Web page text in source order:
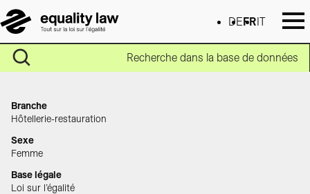
DE FR IT
Recherche dans la base de données
Branche
Hôtellerie-restauration
Sexe
Femme
Base légale
Loi sur l’égalité